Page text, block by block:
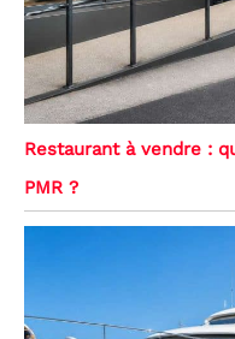
Restaurant à vendre :
PMR ?